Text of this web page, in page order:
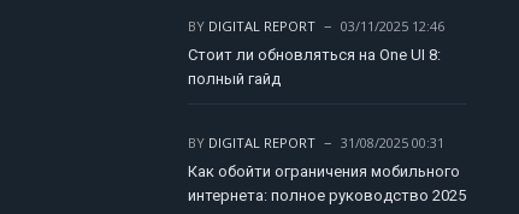
BY DIGITAL REPORT
03/11/2025 12:46
Стоит ли обновляться на One UI 8:
полный гайд
BY DIGITAL REPORT
31/08/2025 00:31
Как обойти ограничения мобильного
интернета: полное руководство 2025